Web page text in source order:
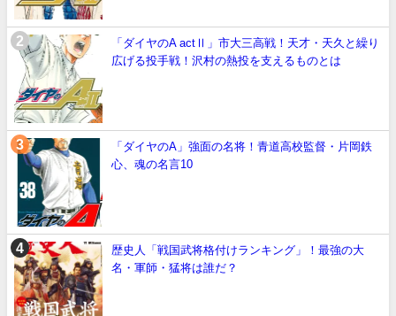
「ダイヤのA actⅡ」市大三高戦！天才・天久と繰り
広げる投手戦！沢村の熱投を支えるものとは
「ダイヤのA」強面の名将！青道高校監督・片岡鉄
心、魂の名言10
歴史人「戦国武将格付けランキング」！最強の大
名・軍師・猛将は誰だ？